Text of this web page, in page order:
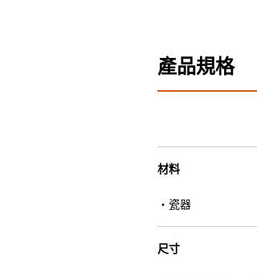
產品規格
材料
・瓷器
尺寸